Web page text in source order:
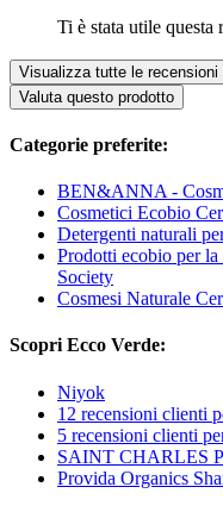
Ti è stata utile questa
Visualizza tutte le recensioni
Valuta questo prodotto
Categorie preferite:
BEN&ANNA -
Cosmetici Ecobio
Detergenti naturali
Prodotti ecobio per
Society
Cosmesi Naturale
Scopri Ecco Verde:
Niyok
12 recensioni clienti
5 recensioni clienti
SAINT CHARLES
Provida Organics